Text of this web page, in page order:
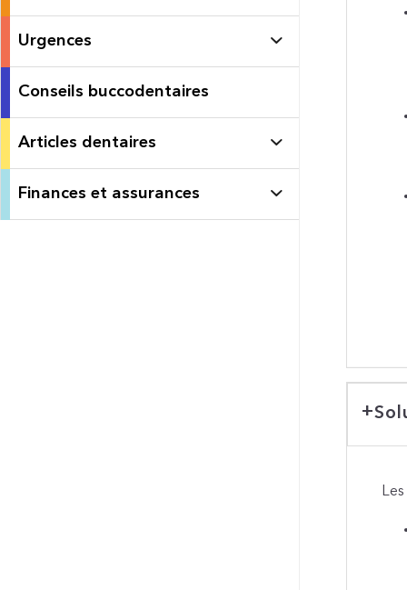
Urgences
Conseils buccodentaires
Articles dentaires
Finances et assurances